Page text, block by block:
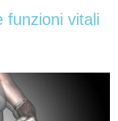
funzioni vitali